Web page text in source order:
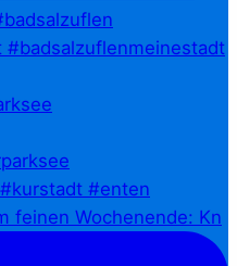
feinen Wochenende: Kn